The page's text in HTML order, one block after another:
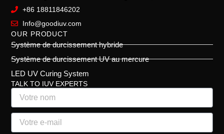
+86 18811846202
Info@goodiuv.com
OUR PRODUCT
Système de durcissement hybride
Système de durcissement UV au mercure
LED UV Curing System
TALK TO IUV EXPERTS